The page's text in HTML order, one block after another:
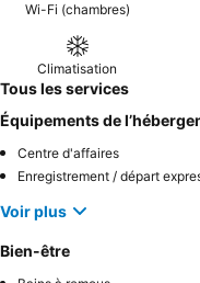
Wi-Fi (chambres)
Climatisation
Tous les services
Équipements de
Centre d'affaires
Enregistrement / départ
Voir plus
Bien-être